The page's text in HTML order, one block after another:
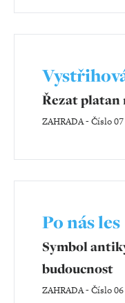
Řezat
ZAHRADA-Číslo 07
Po nás les
Symbol
budoucnost
ZAHRADA-Číslo 06